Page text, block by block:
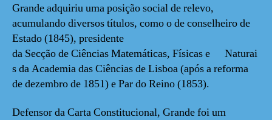
Grande adquiriu uma posição social de relevo,
acumulando diversos títulos, como o de conselheiro de
Estado (1845), presidente
da Secção de Ciências Matemáticas, Físicas e Naturai
s da Academia das Ciências de Lisboa (após a reforma
de dezembro de 1851) e Par do Reino (1853).
Defensor da Carta Constitucional, Grande foi um